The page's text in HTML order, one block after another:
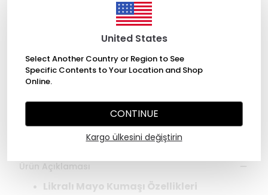
United States
Select Another Country or Region to See
Specific Contents to Your Location and Shop
Online.
CONTINUE
Kargo ülkesini değiştirin
WHATSAPP
2000 TL üzeri ücretsiz kargo
Değişim Garantisi
Ürün Açıklaması
Likralı Mayo Kumaşı Özellikleri